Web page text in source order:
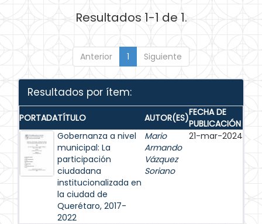
Resultados 1-1 de 1.
Anterior 1 Siguiente
Resultados por ítem:
PORTADATÍTULO AUTOR(ES)FECHA DE
PUBLICACIÓN
Gobernanza a nivel
municipal: La
participación
ciudadana
institucionalizada en
la ciudad de
Querétaro, 2017-
2022
Mario
Armando
Vázquez
Soriano
21-mar-2024